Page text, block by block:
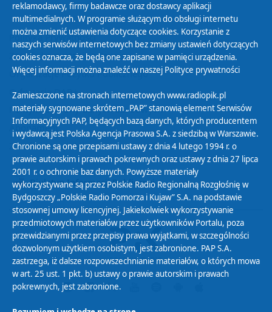
Polityka Prywatności
Zasady korzystania z Serwisu
Organizacje Pożytku Publicznego
Cyfryzacja DAB+
Polityka ochrony danych osobowych
Abonament
Zamówienia publiczne
Biuletyn Informacji Publicznej
reklamodawcy, firmy badawcze oraz dostawcy aplikacji
multimedialnych. W programie służącym do obsługi internetu
można zmienić ustawienia dotyczące cookies. Korzystanie z
naszych serwisów internetowych bez zmiany ustawień dotyczących
cookies oznacza, że będą one zapisane w pamięci urządzenia.
Więcej informacji można znaleźć w naszej Polityce prywatności
Zamieszczone na stronach internetowych www.radiopik.pl
materiały sygnowane skrótem „PAP” stanowią element Serwisów
Informacyjnych PAP, będących bazą danych, których producentem
i wydawcą jest Polska Agencja Prasowa S.A. z siedzibą w Warszawie.
Chronione są one przepisami ustawy z dnia 4 lutego 1994 r. o
prawie autorskim i prawach pokrewnych oraz ustawy z dnia 27 lipca
2001 r. o ochronie baz danych. Powyższe materiały
wykorzystywane są przez Polskie Radio Regionalną Rozgłośnię w
Bydgoszczy „Polskie Radio Pomorza i Kujaw” S.A. na podstawie
stosownej umowy licencyjnej. Jakiekolwiek wykorzystywanie
przedmiotowych materiałów przez użytkowników Portalu, poza
przewidzianymi przez przepisy prawa wyjątkami, w szczególności
dozwolonym użytkiem osobistym, jest zabronione. PAP S.A.
zastrzega, iż dalsze rozpowszechnianie materiałów, o których mowa
w art. 25 ust. 1 pkt. b) ustawy o prawie autorskim i prawach
pokrewnych, jest zabronione.